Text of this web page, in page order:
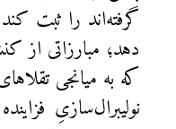
گرفته‌اند را ثبت
دهد؛ مبارزاتی
که به میانجی
نولیبرال‌سازیِ